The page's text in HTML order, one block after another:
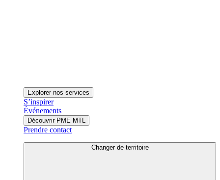
Explorer nos services
S’inspirer
Événements
Découvrir PME MTL
Prendre contact
Changer de territoire